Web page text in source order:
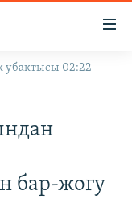
убактысы 02:22
бар-жогу